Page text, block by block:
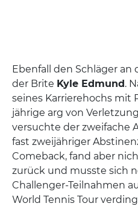
Ebenfall den Schläger an
der Brite Kyle Edmund.
seines Karrierehochs mit
jährige arg von
versuchte der zweifache
fast zweijähriger
Comeback, fand aber
zurück und musste sich
Challenger-Teilnahmen
World Tennis Tour